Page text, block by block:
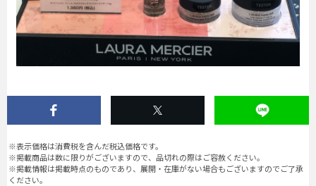
※表示価格は消費税を含んだ税込価格です。
※掲載商品は数に限りがございますので、品切れの際はご容赦ください。
※掲載情報は掲載時点のものであり、展開・在庫がない場合もございますのでご了承
ください。